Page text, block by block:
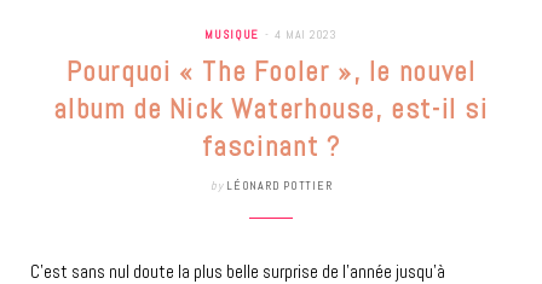
MUSIQUE 4 MAI 2023
Pourquoi « The Fooler », le nouvel
album de Nick Waterhouse, est-il si
fascinant ?
by LÉONARD POTTIER
C’est sans nul doute la plus belle surprise de l’année jusqu’à